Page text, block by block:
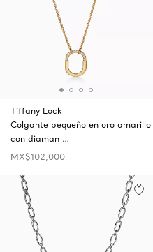
Tiffany Lock
Colgante pequeño en oro amarillo
con diaman …
MX$102,000